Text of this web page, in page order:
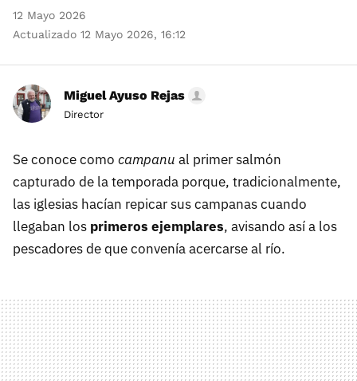
12 Mayo 2026
Actualizado 12 Mayo 2026, 16:12
Miguel Ayuso Rejas
Director
Se conoce como campanu al primer salmón
capturado de la temporada porque, tradicionalmente,
las iglesias hacían repicar sus campanas cuando
llegaban los primeros ejemplares, avisando así a los
pescadores de que convenía acercarse al río.